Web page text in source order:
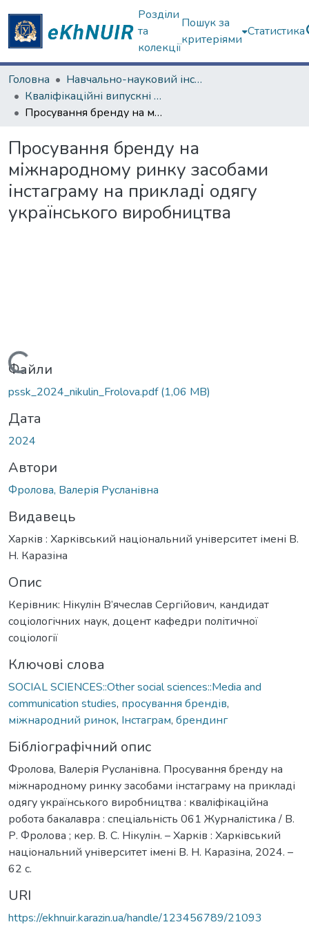
Розділи
та
колекції
Пошук за
критеріями
Статистика
Головна
Навчально-науковий інститут соціології та медіакомунікацій
Кваліфікаційні випускні роботи бакалаврів. Навчально-науковий інститут соціології та медіакомунікацій
Просування бренду на міжнародному ринку засобами інстаграму на прикладі одягу українського виробництва
Просування бренду на
міжнародному ринку засобами
інстаграму на прикладі одягу
українського виробництва
Вантажиться...
Файли
pssk_2024_nikulin_Frolova.pdf(1,06 MB)
Дата
2024
Автори
Фролова, Валерія Русланівна
Видавець
Харків : Харківський національний університет імені В.
Н. Каразіна
Опис
Керівник: Нікулін В’ячеслав Сергійович, кандидат
соціологічних наук, доцент кафедри політичної
соціології
Ключові слова
SOCIAL SCIENCES::Other social sciences::Media and
communication studies, просування брендів,
міжнародний ринок, Інстаграм, брендинг
Бібліографічний опис
Фролова, Валерія Русланівна. Просування бренду на
міжнародному ринку засобами інстаграму на прикладі
одягу українського виробництва : кваліфікаційна
робота бакалавра : спеціальність 061 Журналістика / В.
Р. Фролова ; кер. В. С. Нікулін. – Харків : Харківський
національний університет імені В. Н. Каразіна, 2024. –
62 с.
URI
https://ekhnuir.karazin.ua/handle/123456789/21093